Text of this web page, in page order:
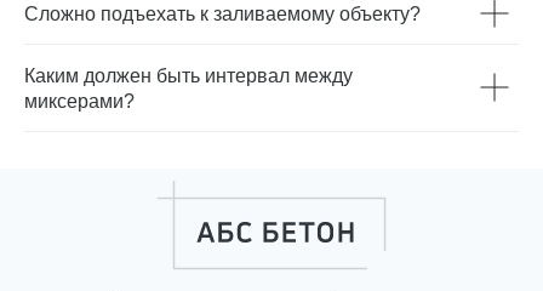
заводах, именитых MEKAMIX-60
Сложно подъехать к заливаемому объекту?
Каким должен быть интервал между
миксерами?